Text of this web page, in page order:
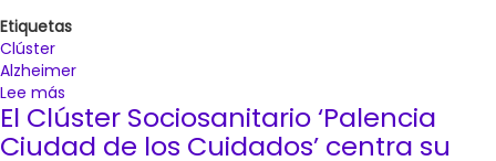
Etiquetas
Clúster
Alzheimer
Lee más
La
prevención
El Clúster Sociosanitario ‘Palencia
Ciudad de los Cuidados’ centra su